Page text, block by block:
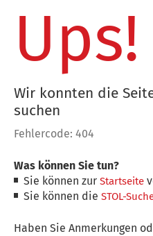
Ups!
Wir konnten die
suchen
Fehlercode: 404
Was können Sie tun?
Sie können zurStartseite
Sie können dieSTOL-
Haben Sie Anmerkungen